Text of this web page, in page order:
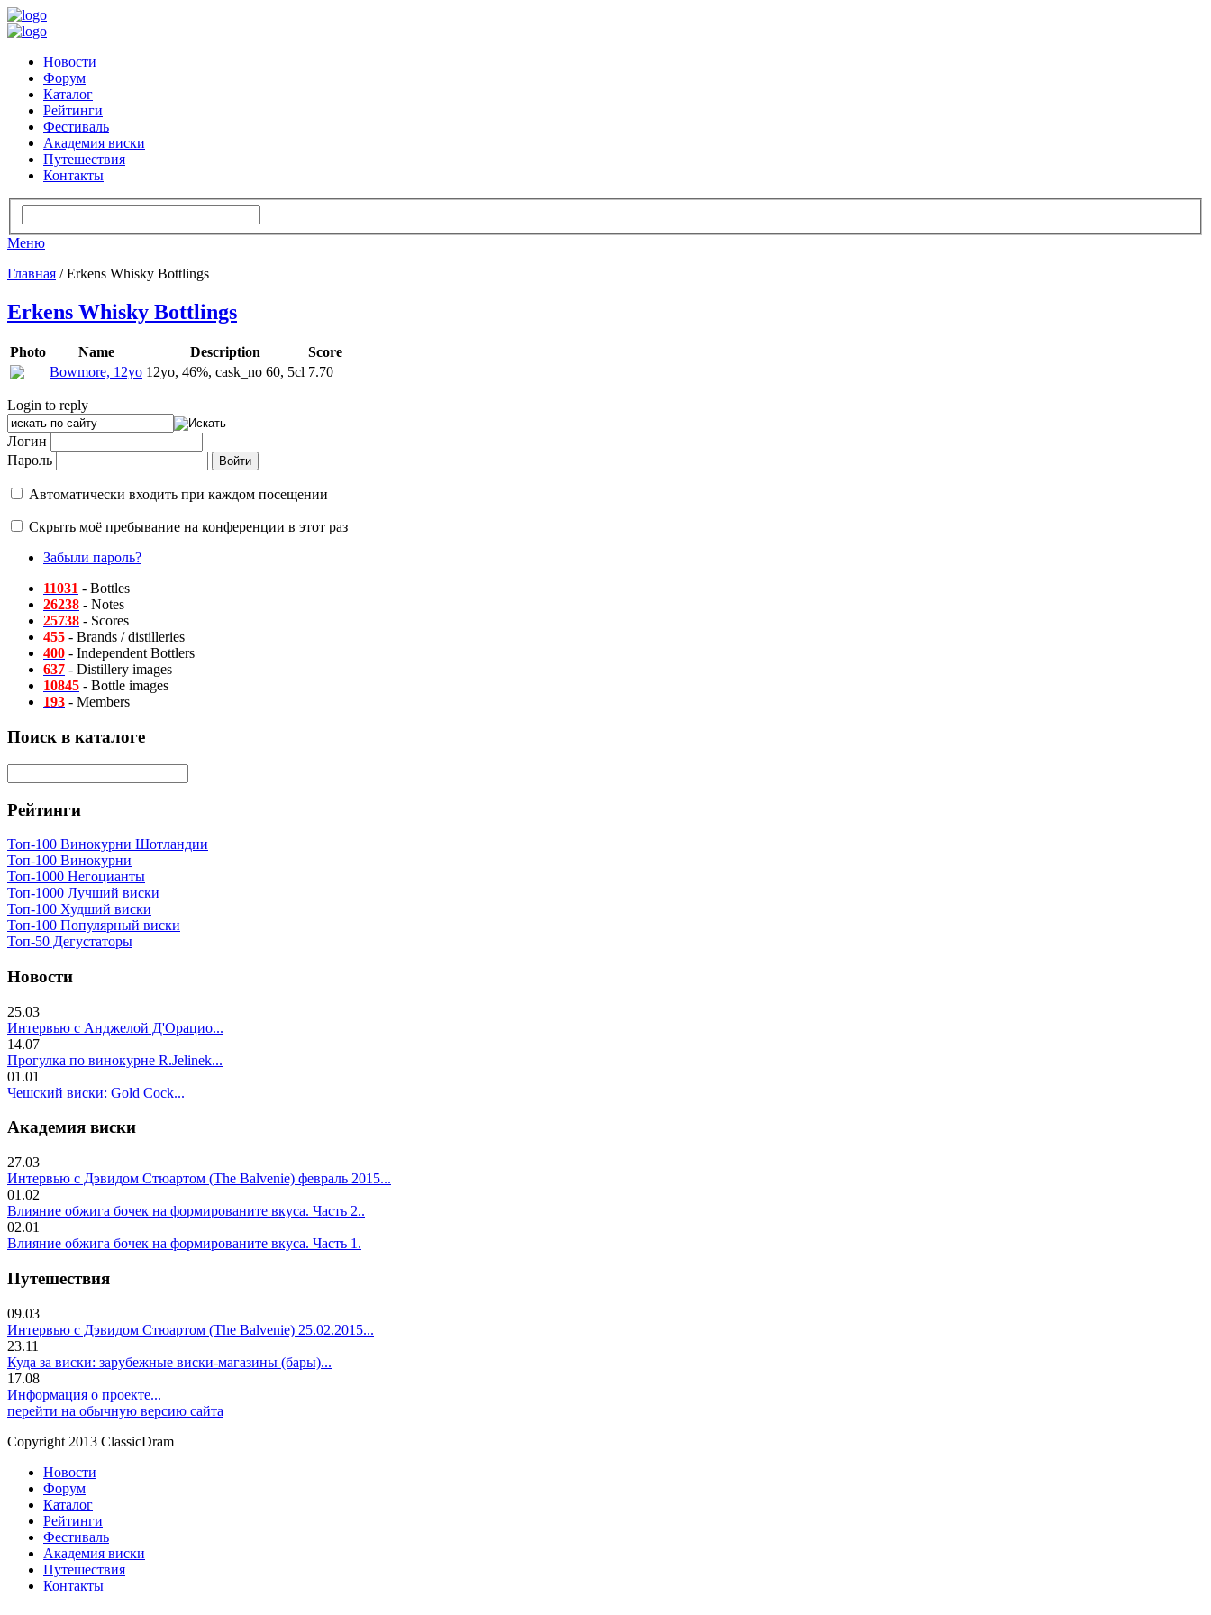
Новости
Форум
Каталог
Рейтинги
Фестиваль
Академия виски
Путешествия
Контакты
Меню
Главная / Erkens Whisky Bottlings
Erkens Whisky Bottlings
Photo Name Description
Score
Bowmore, 12yo 12yo, 46%, cask_no 60, 5cl 7.70
Login to reply
Логин
Пароль
Автоматически входить при каждом посещении
Скрыть моё пребывание на конференции в этот раз
Забыли пароль?
11031 - Bottles
26238 - Notes
25738 - Scores
455 - Brands / distilleries
400 - Independent Bottlers
637 - Distillery images
10845 - Bottle images
193 - Members
Поиск в каталоге
Рейтинги
Топ-100 Винокурни Шотландии
Топ-100 Винокурни
Топ-1000 Негоцианты
Топ-1000 Лучший виски
Топ-100 Худший виски
Топ-100 Популярный виски
Топ-50 Дегустаторы
Новости
25.03
Интервью с Анджелой Д'Орацио...
14.07
Прогулка по винокурне R.Jelinek...
01.01
Чешский виски: Gold Cock...
Академия виски
27.03
Интервью с Дэвидом Стюартом (The Balvenie) февраль 2015...
01.02
Влияние обжига бочек на формированите вкуса. Часть 2..
02.01
Влияние обжига бочек на формированите вкуса. Часть 1.
Путешествия
09.03
Интервью с Дэвидом Стюартом (The Balvenie) 25.02.2015...
23.11
Куда за виски: зарубежные виски-магазины (бары)...
17.08
Информация о проекте...
перейти на обычную версию сайта
Copyright 2013 ClassicDram
Новости
Форум
Каталог
Рейтинги
Фестиваль
Академия виски
Путешествия
Контакты